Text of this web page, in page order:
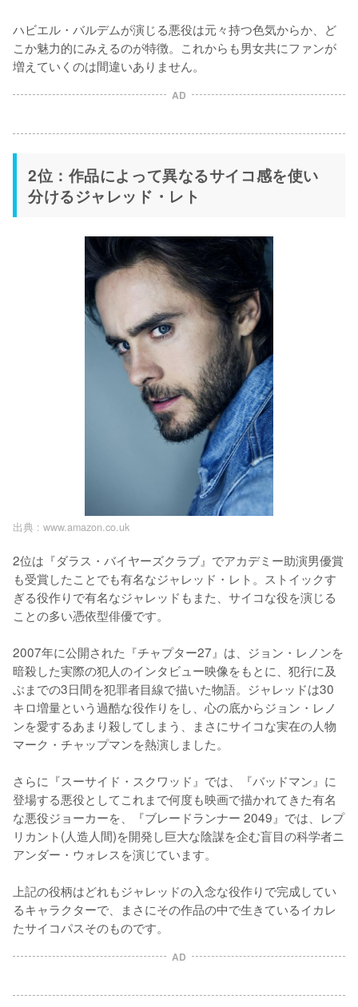
ハビエル・バルデムが演じる悪役は元々持つ色気からか、ど
こか魅力的にみえるのが特徴。これからも男女共にファンが
増えていくのは間違いありません。
AD
2位：作品によって異なるサイコ感を使い
分けるジャレッド・レト
出典 : www.amazon.co.uk
2位は『ダラス・バイヤーズクラブ』でアカデミー助演男優賞
も受賞したことでも有名なジャレッド・レト。ストイックす
ぎる役作りで有名なジャレッドもまた、サイコな役を演じる
ことの多い憑依型俳優です。
2007年に公開された『チャプター27』は、ジョン・レノンを
暗殺した実際の犯人のインタビュー映像をもとに、犯行に及
ぶまでの3日間を犯罪者目線で描いた物語。ジャレッドは30
キロ増量という過酷な役作りをし、心の底からジョン・レノ
ンを愛するあまり殺してしまう、まさにサイコな実在の人物
マーク・チャップマンを熱演しました。
さらに『スーサイド・スクワッド』では、『バッドマン』に
登場する悪役としてこれまで何度も映画で描かれてきた有名
な悪役ジョーカーを、『ブレードランナー 2049』では、レプ
リカント(人造人間)を開発し巨大な陰謀を企む盲目の科学者ニ
アンダー・ウォレスを演じています。
上記の役柄はどれもジャレッドの入念な役作りで完成してい
るキャラクターで、まさにその作品の中で生きているイカレ
たサイコパスそのものです。
AD